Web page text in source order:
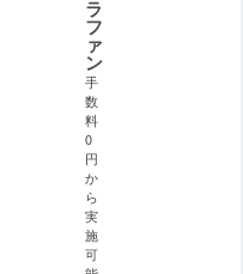
ラ
フ
ァ
ン
手
数
料
0
円
か
ら
実
施
可